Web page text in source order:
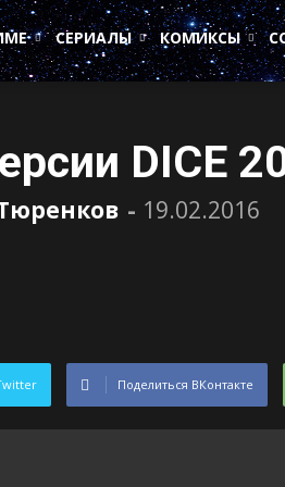
СЕРИАЛЫ КОМИКСЫ
DICE
- 19.02.2016
Поделиться ВКонтакте